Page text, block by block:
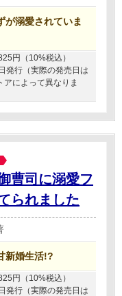
が溺愛されていま
円（10%税込）
発行（実際の発売日は
アによって異なりま
曹司に溺愛フ
られました
新婚生活!?
円（10%税込）
発行（実際の発売日は